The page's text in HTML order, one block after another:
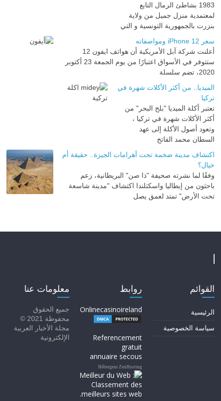
1983 بشاطئ الرمال التابع
لمعتمدية منزل جميل من ولاية
بنزرت بالجمهورية التونسية و التي
سعر iPhone 12 ومواصفاته
أعلنت شركة آبل الأمريكية أن هواتف ايفون 12
ستتوفر في الأسواق اعتبارًا من يوم الجمعة 23 أكتوبر
2020، تضم سلسلة
الميديا.. من أكثر الأكلات شهرة في
تركيا
تعتبر أكلة الميديا "بلح البحر" من
أكثر الأكلات شهرة في تركيا ،
وتعود أصول الأكلة إلى عهد
السطان محمد الفاتح
اكتشاف مدينة ضخمة تحت أهرامات الجيزة.. حقيقة أم
خيال؟
وفقًا لما نشرته صحيفة "ذا صن" البريطانية، زعم
باحثون من إيطاليا واسكتلندا اكتشاف "مدينة شاسعة
تحت الأرض" تمتد لعمق يصل
القوائم
الرئيسية
سياسة الخصوصية
روابط
Onlinecasinoireland
Referencement
gratuit
annuaire secous
Hébergeur ZenHosting
معلومات عنا
جميع الحقوق
محفوظة 2021 ©
مجلة الأخبار العربية
الإلكترونية